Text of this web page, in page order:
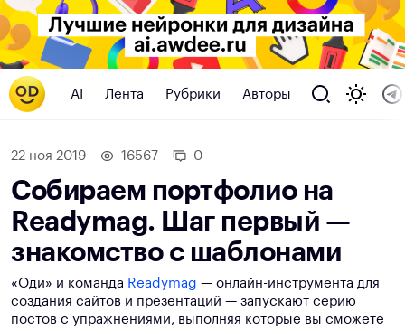
AI Лента Рубрики Авторы
22 ноя 2019 16567 0
Собираем портфолио на
Readymag. Шаг первый —
знакомство с шаблонами
«Оди» и команда Readymag — онлайн-инструмента для
создания сайтов и презентаций — запускают серию
постов с упражнениями, выполняя которые вы сможете